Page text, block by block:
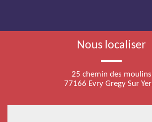
Nous localiser
25 chemin des moulins
77166 Evry Gregy Sur